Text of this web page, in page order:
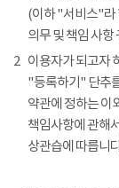
(이하 "서비스"라
의무 및 책임 사항
2 이용자가 되고자
"등록하기" 단추
약관에 정하는 이
책임사항에 관해
상관습에 따릅니